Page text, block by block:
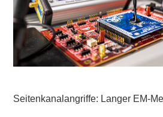
Seitenkanalangriffe: Langer EM-